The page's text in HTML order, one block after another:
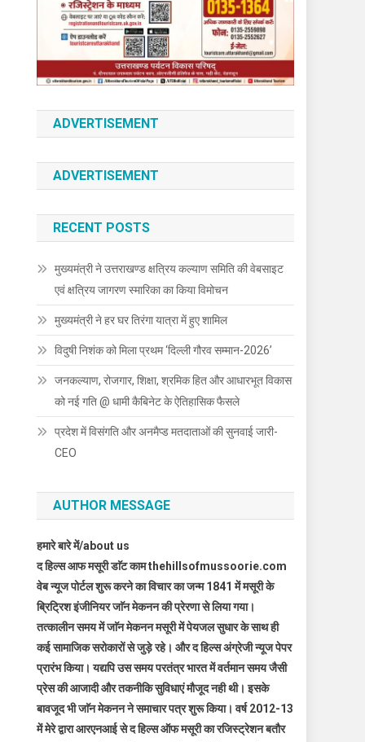
ADVERTISEMENT
ADVERTISEMENT
RECENT POSTS
मुख्यमंत्री ने उत्तराखण्ड क्षत्रिय कल्याण समिति की वेबसाइट
एवं क्षत्रिय जागरण स्मारिका का किया विमोचन
मुख्यमंत्री ने हर घर तिरंगा यात्रा में हुए शामिल
विदुषी निशंक को मिला प्रथम ‘दिल्ली गौरव सम्मान-2026’
जनकल्याण, रोजगार, शिक्षा, श्रमिक हित और आधारभूत विकास
को नई गति @ धामी कैबिनेट के ऐतिहासिक फैसले
प्रदेश में विसंगति और अनमैप्ड मतदाताओं की सुनवाई जारी-
CEO
AUTHOR MESSAGE
हमारे बारे में/about us
द हिल्स आफ मसूरी डाॅट काम thehillsofmussoorie.com
वेब न्यूज पोर्टल शुरू करने का विचार का जन्म 1841 में मसूरी के
ब्रिट्रिश इंजीनियर जाॅन मेकनन की प्रेरणा से लिया गया।
तत्कालीन समय में जाॅन मेकनन मसूरी में पेयजल सुधार के साथ ही
कई सामाजिक सरोकारों से जुड़े रहे। और द हिल्स अंग्रेजी न्यूज पेपर
प्रारंभ किया। यद्यपि उस समय परतंत्र भारत में वर्तमान समय जैसी
प्रेस की आजादी और तकनीकि सुविधाएं मौजूद नही थी। इसके
बावजूद भी जाॅन मेकनन ने समाचार पत्र शुरू किया। वर्ष 2012-13
में मेरे द्वारा आरएनआई से द हिल्स ऑफ मसूरी का रजिस्ट्रेशन बतौर